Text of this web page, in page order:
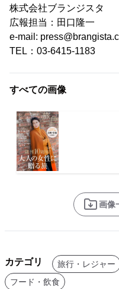
株式会社ブランジスタ
広報担当：田口隆一
e-mail:
TEL：03-6415-1183
すべての画像
画像
カテゴリ 旅行・レジャー
フード・飲食